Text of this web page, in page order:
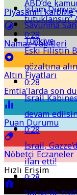
Piyasanın kalbine
Namaz Vakitleri
Altın Fiyatları
Emtia'larda son
Puan Durumu
Nöbetçi Eczaneler
Hızlı Erişim
İslam
Savunma
Türkiye
ABD’de
tutuklansın”
0:28
Eski Filistin
gözaltına
0:28
İsrail
devam
0:28
İsrail,
ilan etti!
0:28